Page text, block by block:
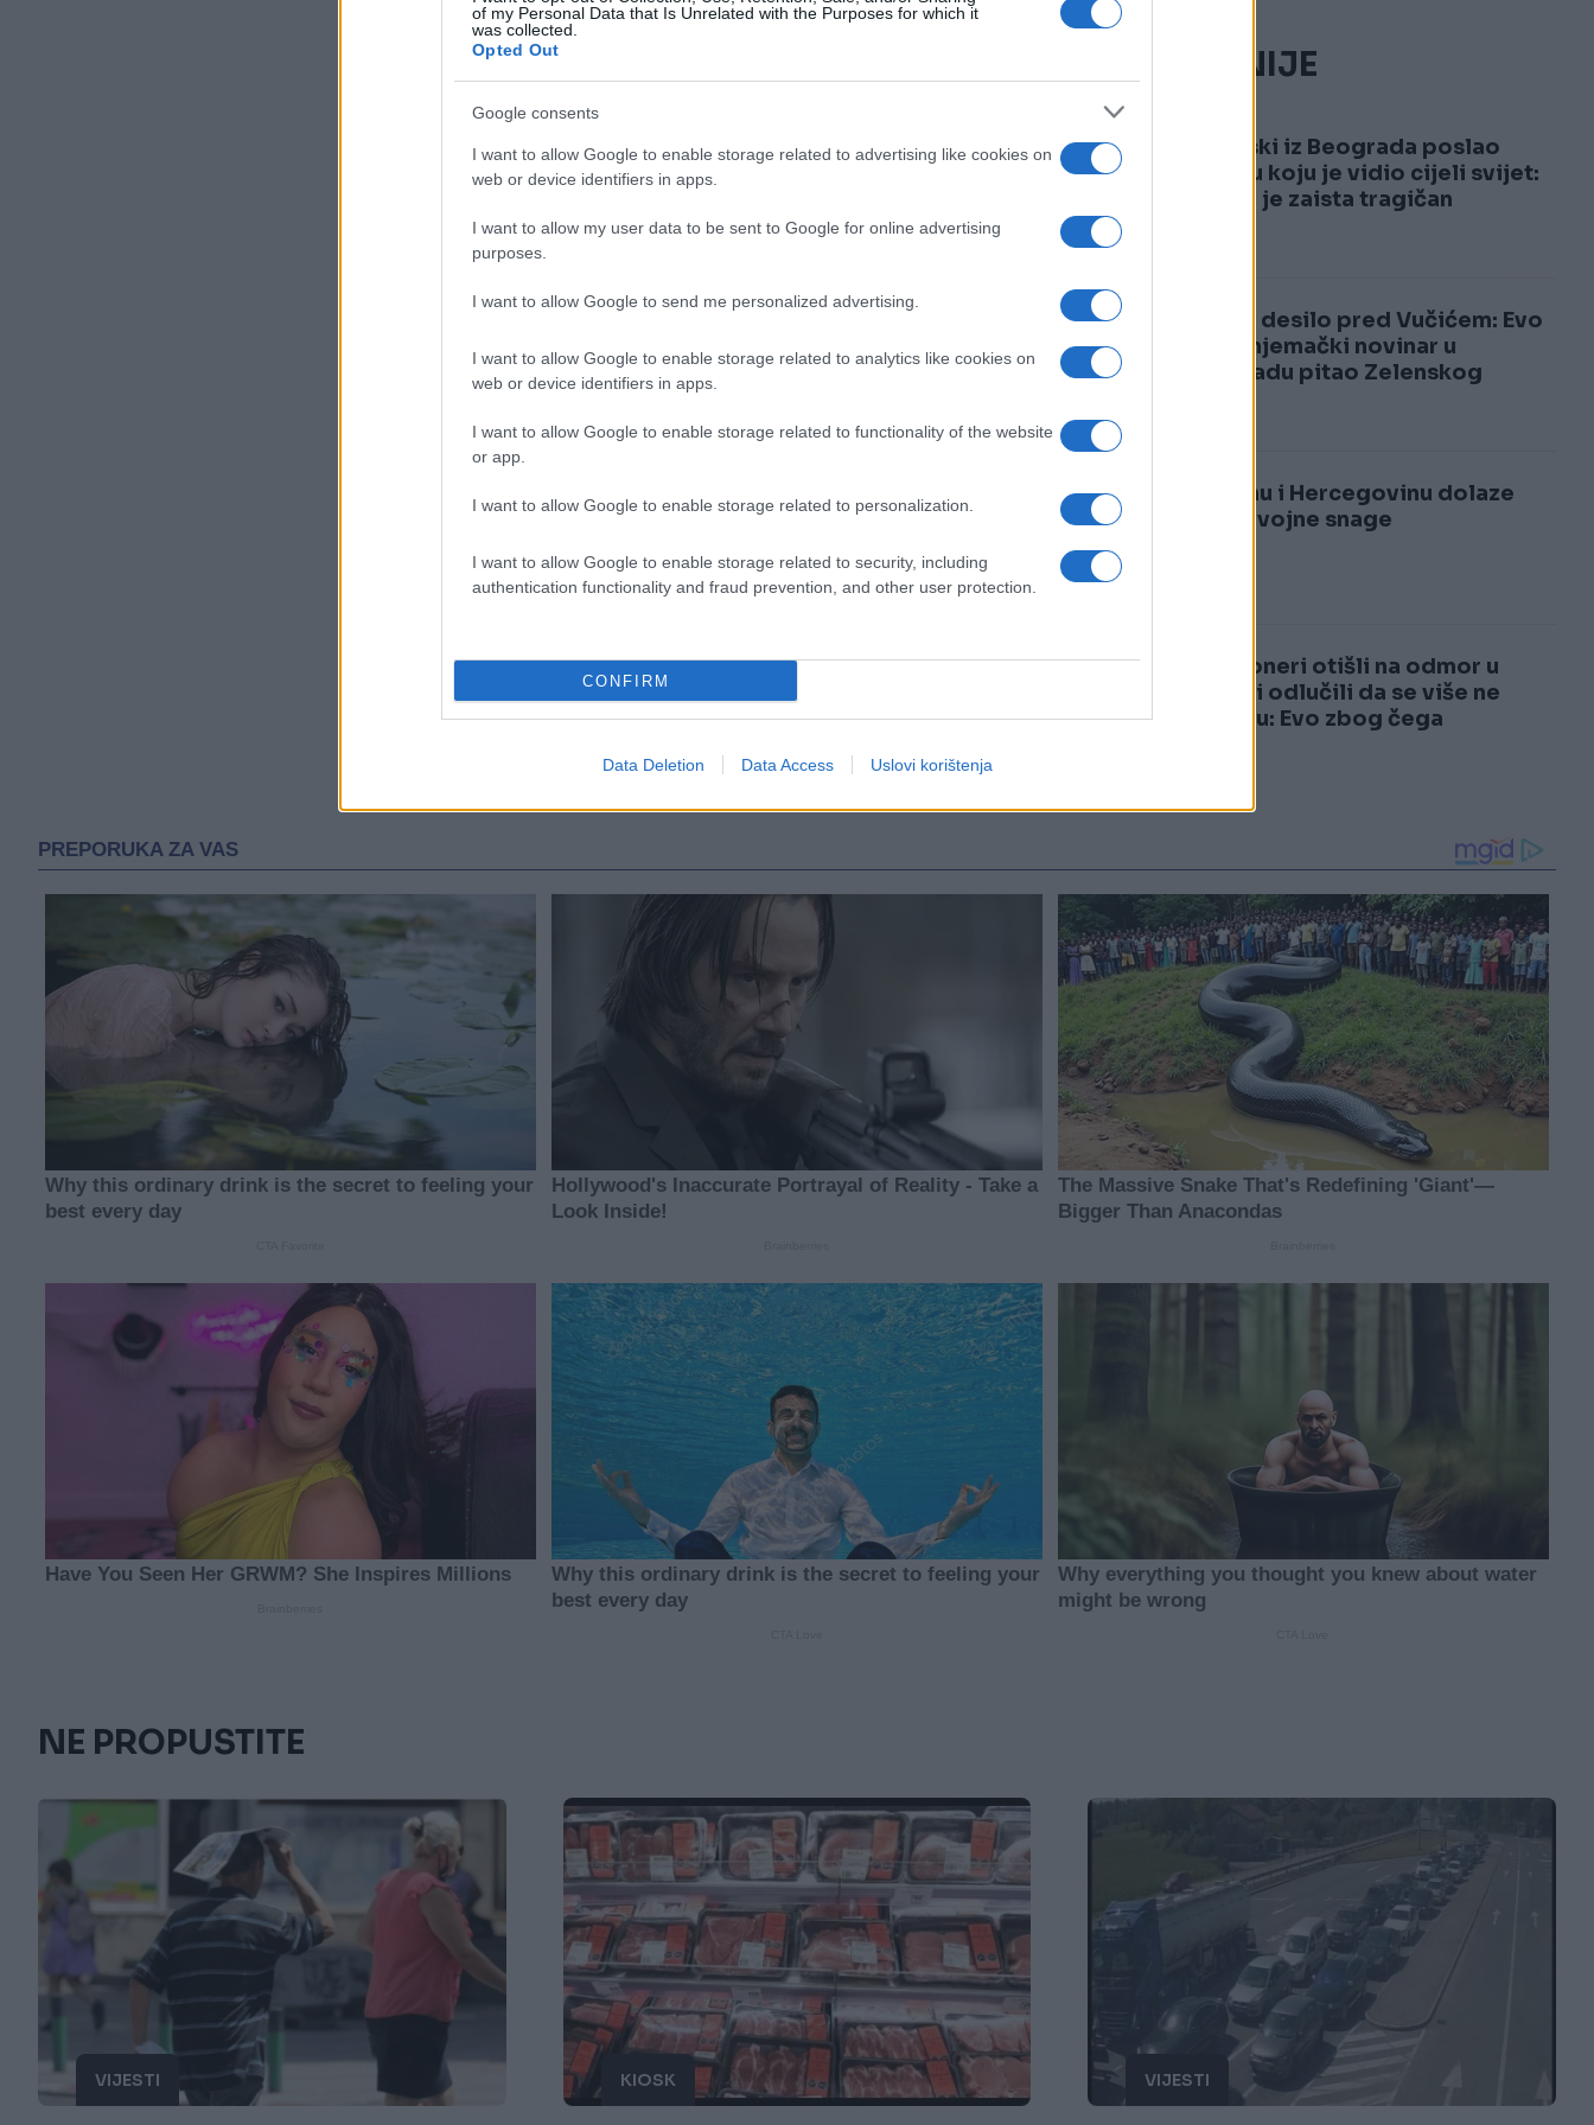
of my Personal Data that Is Unrelated with the Purposes for which it
was collected.
Opted Out
Google consents
I want to allow Google to enable storage related to advertising like cookies on
web or device identifiers in apps.
I want to allow my user data to be sent to Google for online advertising
purposes.
I want to allow Google to send me personalized advertising.
I want to allow Google to enable storage related to analytics like cookies on
web or device identifiers in apps.
I want to allow Google to enable storage related to functionality of the website
or app.
I want to allow Google to enable storage related to personalization.
I want to allow Google to enable storage related to security, including
authentication functionality and fraud prevention, and other user protection.
CONFIRM
Data Deletion Data Access Uslovi korištenja
NAJČITANIJE
1
Zelenski iz Beograda poslao
poruku koju je vidio cijeli svijet:
Povod je zaista tragičan
2
Sve se desilo pred Vučićem: Evo
šta je njemački novinar u
Beogradu pitao Zelenskog
3
U Bosnu i Hercegovinu dolaze
velike vojne snage
4
Penzioneri otišli na odmor u
Italiju i odlučili da se više ne
vraćaju: Evo zbog čega
NE PROPUSTITE
VIJESTI KIOSK VIJESTI